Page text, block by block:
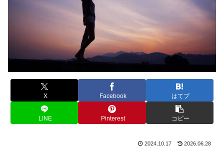
X Facebook はてブ
LINE Pinterest コピー
2024.10.17 2026.06.28